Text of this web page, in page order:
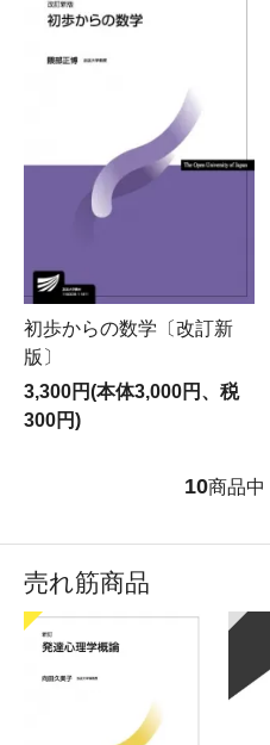
初歩からの数学〔改訂新
版〕
3,300円(本体3,000円、税
300円)
10商品中
売れ筋商品